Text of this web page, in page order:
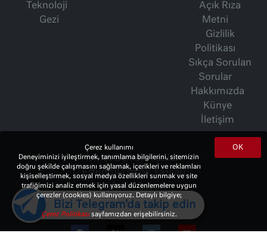
Teknoloji
Gezi
Açık Rıza
Metni
Gizlilik
Politikası
Sıkça Sorulan
Sorular
Hakkımızda
Künye
İletişim
İsmet Berkan Yazıları
Ertuğrul Özkök Yazıları
Haftalık Gazete
OK
Çerez kullanımı
Deneyiminizi iyileştirmek, tanımlama bilgilerini, sitemizin
doğru şekilde çalışmasını sağlamak, içerikleri ve reklamları
kişiselleştirmek, sosyal medya özellikleri sunmak ve site
trafiğimizi analiz etmek için yasal düzenlemelere uygun
çerezler (cookies) kullanıyoruz. Detaylı bilgiye;
Çerez Politikasısayfamızdan erişebilirsiniz.
Bizi Telegram'da takip edin